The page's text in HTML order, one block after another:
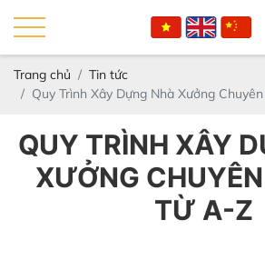
Trang chủ
Tin tức
Quy Trình Xây Dựng Nhà Xưởng
QUY TRÌNH XÂY
XƯỞNG
TỪ A-Z